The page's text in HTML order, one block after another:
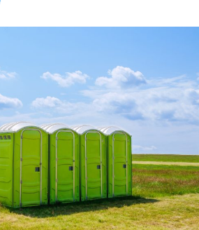
și în motorsport.
pe benzină;
diesel;
pentru competiții.